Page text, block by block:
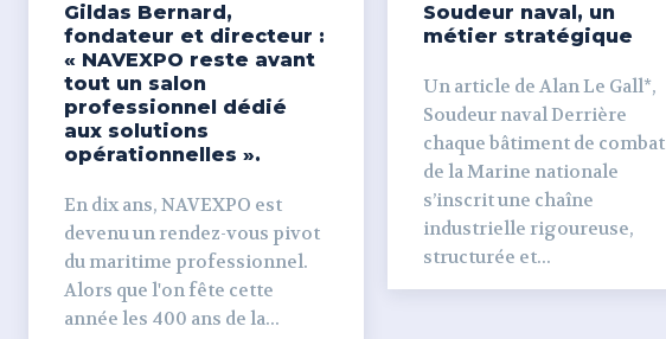
Gildas Bernard,
fondateur et directeur :
« NAVEXPO reste avant
tout un salon
professionnel dédié
aux solutions
opérationnelles ».
En dix ans, NAVEXPO est
devenu un rendez-vous pivot
du maritime professionnel.
Alors que l'on fête cette
année les 400 ans de la...
Soudeur naval, un
métier stratégique
Un article de Alan Le Gall*,
Soudeur naval Derrière
chaque bâtiment de combat
de la Marine nationale
s’inscrit une chaîne
industrielle rigoureuse,
structurée et...